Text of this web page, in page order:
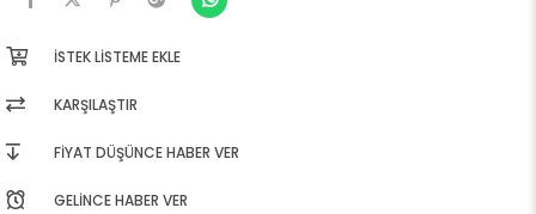
İSTEK LISTEME EKLE
KARŞILAŞTIR
FIYAT DÜŞÜNCE HABER VER
GELINCE HABER VER